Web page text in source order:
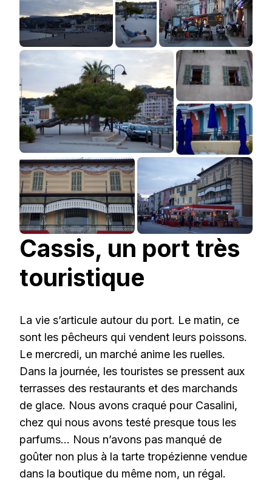
Cassis, un port très
touristique
La vie s’articule autour du port. Le matin, ce
sont les pêcheurs qui vendent leurs poissons.
Le mercredi, un marché anime les ruelles.
Dans la journée, les touristes se pressent aux
terrasses des restaurants et des marchands
de glace. Nous avons craqué pour Casalini,
chez qui nous avons testé presque tous les
parfums… Nous n’avons pas manqué de
goûter non plus à la tarte tropézienne vendue
dans la boutique du même nom, un régal.